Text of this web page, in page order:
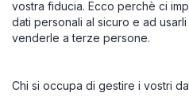
vostra fiducia. Ecco perchè ci
dati personali al sicuro e ad
venderle a terze persone.
Chi si occupa di gestire i vostri